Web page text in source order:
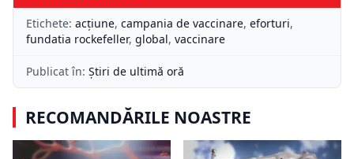
Etichete: acțiune, campania de vaccinare, eforturi,
fundatia rockefeller, global, vaccinare
Publicat în: Știri de ultimă oră
RECOMANDĂRILE NOASTRE